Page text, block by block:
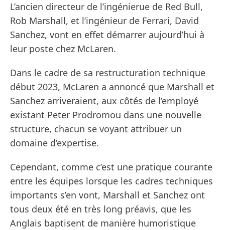
L’ancien directeur de l’ingénierue de Red Bull,
Rob Marshall, et l’ingénieur de Ferrari, David
Sanchez, vont en effet démarrer aujourd’hui à
leur poste chez McLaren.
Dans le cadre de sa restructuration technique
début 2023, McLaren a annoncé que Marshall et
Sanchez arriveraient, aux côtés de l’employé
existant Peter Prodromou dans une nouvelle
structure, chacun se voyant attribuer un
domaine d’expertise.
Cependant, comme c’est une pratique courante
entre les équipes lorsque les cadres techniques
importants s’en vont, Marshall et Sanchez ont
tous deux été en très long préavis, que les
Anglais baptisent de manière humoristique